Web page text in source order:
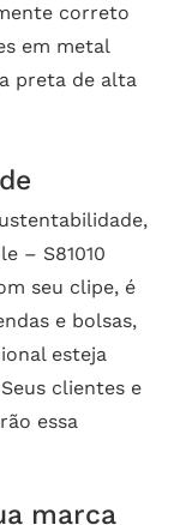
correto
em metal
preta de alta
– S81010
seu clipe, é
e bolsas,
esteja
clientes e
essa
marca